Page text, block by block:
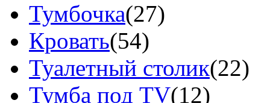
Тумбочка(27)
Кровать(54)
Туалетный столик(22)
Тумба под TV(12)